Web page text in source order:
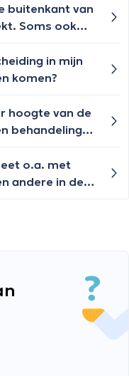
en een kleine
het effect
buitenkant van
Soms ook
pijn te
ook pijn.
in mijn
komen?
hoogte van de
behandeling
o.a. met
andere in de
stoelgang...